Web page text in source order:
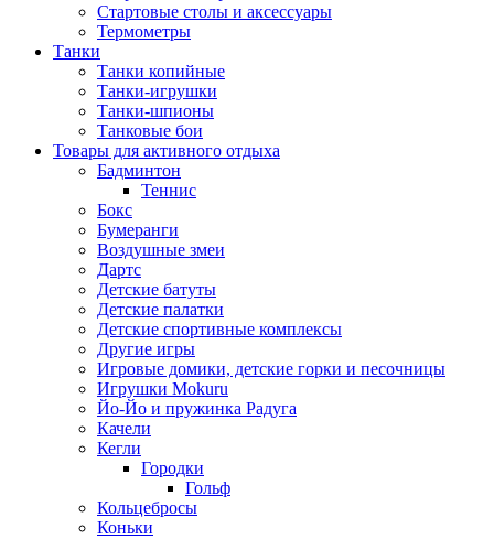
Стартовые столы и аксессуары
Термометры
Танки
Танки копийные
Танки-игрушки
Танки-шпионы
Танковые бои
Товары для активного отдыха
Бадминтон
Теннис
Бокс
Бумеранги
Воздушные змеи
Дартс
Детские батуты
Детские палатки
Детские спортивные комплексы
Другие игры
Игровые домики, детские горки и песочницы
Игрушки Mokuru
Йо-Йо и пружинка Радуга
Качели
Кегли
Городки
Гольф
Кольцебросы
Коньки